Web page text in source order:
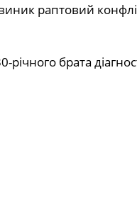
раптовий
річного брата